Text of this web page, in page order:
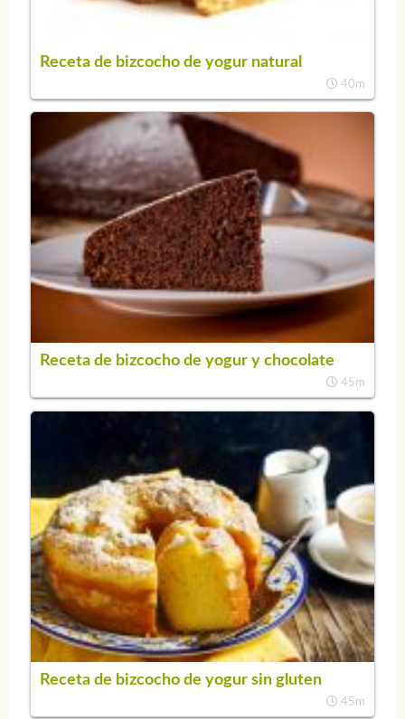
Receta de bizcocho de yogur natural
40m
Receta de bizcocho de yogur y chocolate
45m
Receta de bizcocho de yogur sin gluten
45m